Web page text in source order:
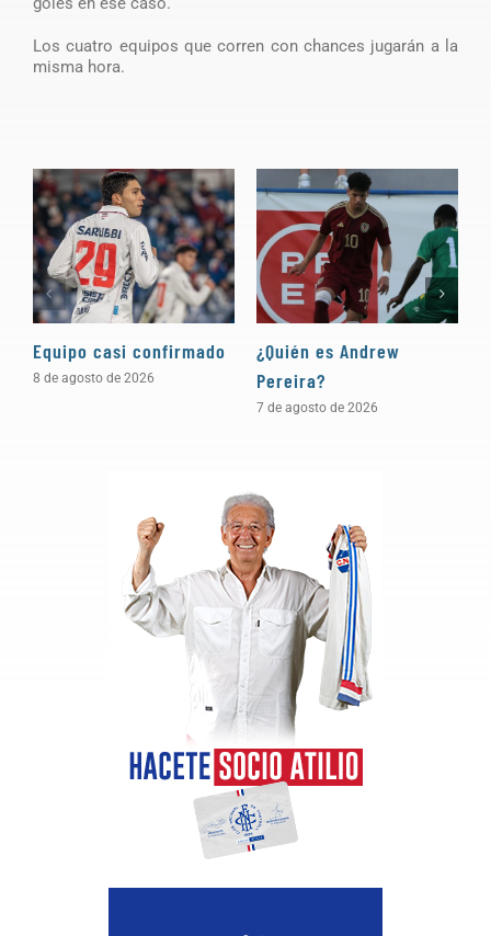
Los cuatro equipos que corren con chances jugarán a la
misma hora.
Equipo casi confirmado
8 de agosto de 2026
¿Quién es Andrew
Pereira?
7 de agosto de 2026